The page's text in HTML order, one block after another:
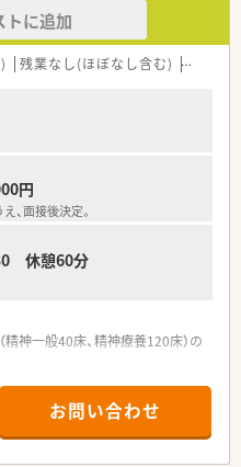
9店舗展開するほか、ヘルスケア
アも運営しています。
りに注力しています。
しており、ライフステージが変化
る職場です。
17時まで、土曜は13時までの勤
も最適です。
トに追加
残業なし(ほぼなし含む) 転勤な
円
、面接後決定。
休憩60分
神一般40床、精神療養120床）の
っています。
気軽にご相談ください。職場見
してくださいます。
お問い合わせ